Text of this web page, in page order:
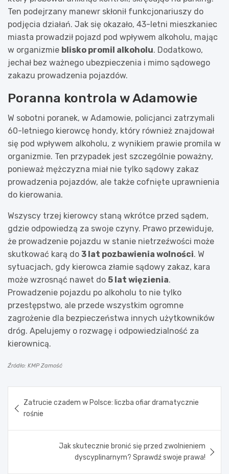
Ten podejrzany manewr skłonił funkcjonariuszy do
podjęcia działań. Jak się okazało, 43-letni mieszkaniec
miasta prowadził pojazd pod wpływem alkoholu, mając
w organizmie blisko promil alkoholu. Dodatkowo,
jechał bez ważnego ubezpieczenia i mimo sądowego
zakazu prowadzenia pojazdów.
Poranna kontrola w Adamowie
W sobotni poranek, w Adamowie, policjanci zatrzymali
60-letniego kierowcę hondy, który również znajdował
się pod wpływem alkoholu, z wynikiem prawie promila w
organizmie. Ten przypadek jest szczególnie poważny,
ponieważ mężczyzna miał nie tylko sądowy zakaz
prowadzenia pojazdów, ale także cofnięte uprawnienia
do kierowania.
Wszyscy trzej kierowcy staną wkrótce przed sądem,
gdzie odpowiedzą za swoje czyny. Prawo przewiduje,
że prowadzenie pojazdu w stanie nietrzeźwości może
skutkować karą do 3 lat pozbawienia wolności. W
sytuacjach, gdy kierowca złamie sądowy zakaz, kara
może wzrosnąć nawet do 5 lat więzienia.
Prowadzenie pojazdu po alkoholu to nie tylko
przestępstwo, ale przede wszystkim ogromne
zagrożenie dla bezpieczeństwa innych użytkowników
dróg. Apelujemy o rozwagę i odpowiedzialność za
kierownicą.
Źródło: KMP Zamość
wpisu
Zatrucie czadem w Polsce: liczba ofiar dramatycznie
rośnie
Jak skutecznie bronić się przed zwolnieniem
dyscyplinarnym? Sprawdź swoje prawa!